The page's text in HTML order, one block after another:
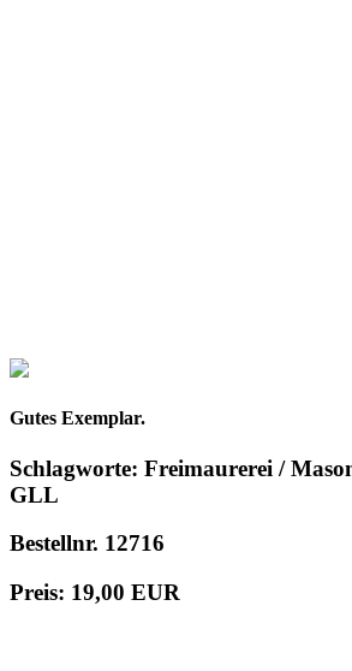
Gutes Exemplar.
Schlagworte: Freimaurerei /
GLL
Bestellnr. 12716
Preis: 19,00 EUR